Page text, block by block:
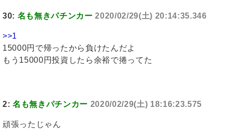
30: 名も無きパチンカー 2020/02/29(土) 20:14:35.346
>>1
15000円で帰ったから負けたんだよ
もう15000円投資したら余裕で捲ってた
2: 名も無きパチンカー 2020/02/29(土) 18:16:23.575
頑張ったじゃん